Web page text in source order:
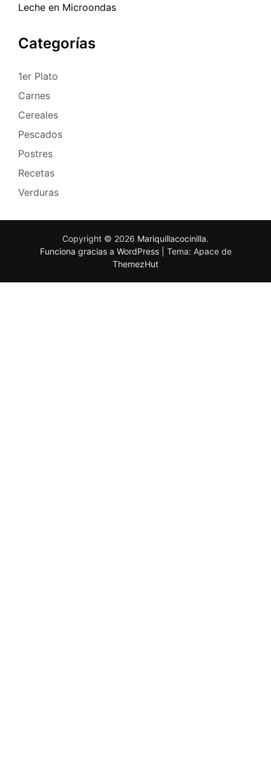
Leche en Microondas
Categorías
1er Plato
Carnes
Cereales
Pescados
Postres
Recetas
Verduras
Copyright © 2026 Mariquillacocinilla.
Funciona gracias a WordPress
Tema: Apace de
ThemezHut